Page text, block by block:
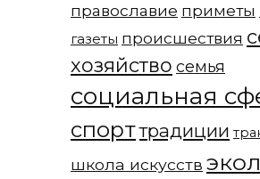
православие приметы
газеты происшествия
хозяйство семья
социальная
спорттрадиции
школа искусств